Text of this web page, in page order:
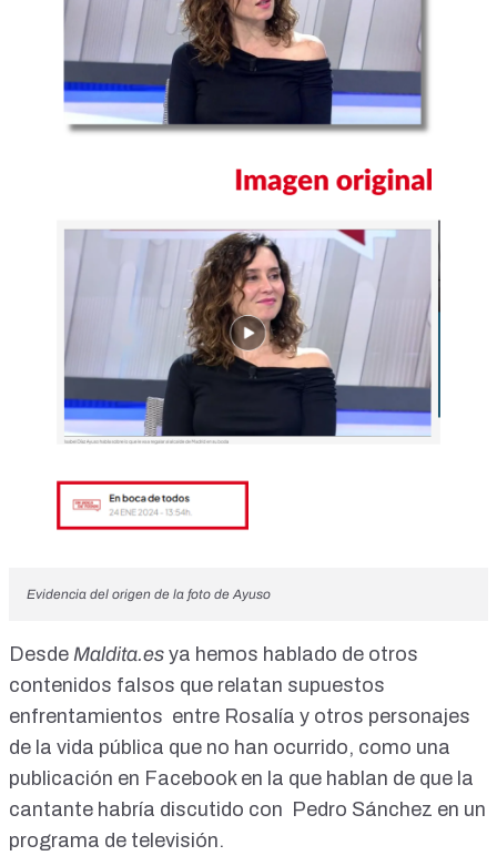
Evidencia del origen de la foto de Ayuso
Desde Maldita.es ya hemos hablado de otros
contenidos falsos que relatan supuestos
enfrentamientos entre Rosalía y otros personajes
de la vida pública que no han ocurrido, como una
publicación en Facebook en la que hablan de que la
cantante habría discutido con Pedro Sánchez en un
programa de televisión.